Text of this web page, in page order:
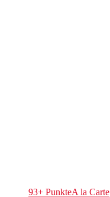
93+ PunkteA la Carte